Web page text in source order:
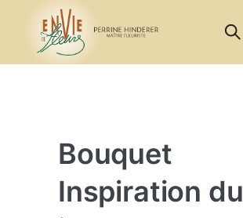
Bouquet
Inspiration du